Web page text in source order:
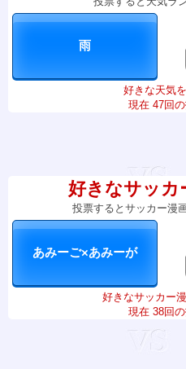
好きな天気
現在 47回
好きなサッカ
投票するとサッカー漫
好きなサッカー
現在 38回